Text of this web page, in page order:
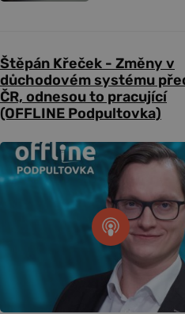
Štěpán Křeček - Změny v
důchodovém systému
ČR, odnesou to pracující
(OFFLINE Podpultovka)